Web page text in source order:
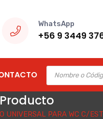
WhatsApp
+56 9 3449
Products
search
UNIVERSAL PARA WC C/